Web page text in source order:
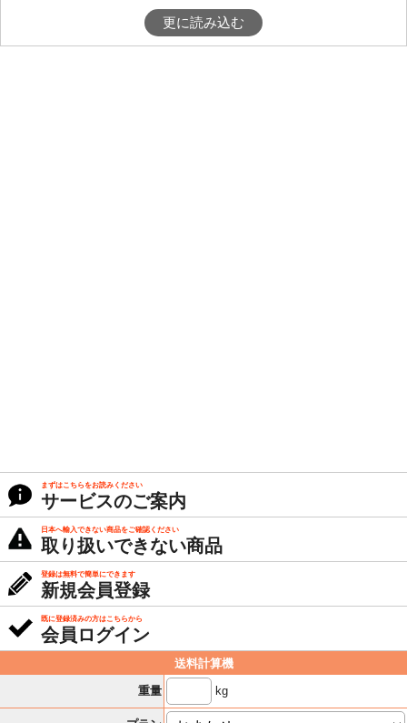
更に読み込む
まずはこちらをお読みください
サービスのご案内
日本へ輸入できない商品をご確認ください
取り扱いできない商品
登録は無料で簡単にできます
新規会員登録
既に登録済みの方はこちらから
会員ログイン
送料計算機
重量
kg